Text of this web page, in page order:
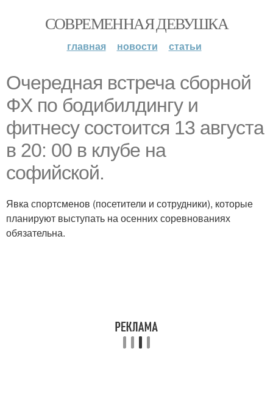
СОВРЕМЕННАЯ ДЕВУШКА
главная новости статьи
Очередная встреча сборной
ФХ по бодибилдингу и
фитнесу состоится 13 августа
в 20: 00 в клубе на
софийской.
Явка спортсменов (посетители и сотрудники), которые
планируют выступать на осенних соревнованиях
обязательна.